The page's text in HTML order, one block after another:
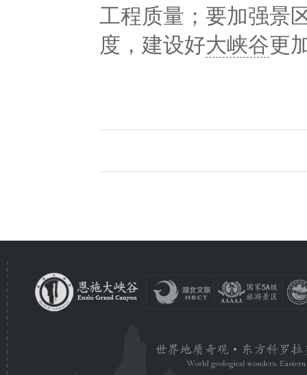
工程质量；要加强景
度，建设好大峡谷更